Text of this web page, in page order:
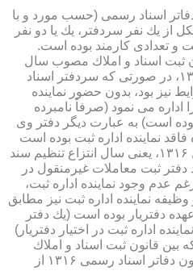
۱۳۱۶ به بعد، دفاتر اسناد رسمی (حسب مورد و با
از یك نفر سردفتر، یك یا دو نفر
و تعدادی كارمند بوده است.
ثبت اسناد و املاك مصوب سال
۱۳۱۰) از سال ۱۳۱۰ تا سال ۱۳۱۶، در صورتی كه سردفتر اسناد
نیز بود، بدون حضور نماینده
اداره می نمود (صرفاً نامبرده
است) به عبارت دیگر دفتر وی
نماینده اداره ثبت بوده است
لیكن از این تاریخ به بعد، (ازسال ۱۳۱۶، یعنی سال انتزاع تنظیم سند
ثبت معاملات غیرمنقول در
عدم وجود نماینده اداره ثبت،
نماینده اداره ثبت نیز مطابق
بر عهده دفتریار بوده است (یك دفتر
اداره ثبت در اختیار دفتریار)
بین قانون ثبت اسناد و املاك
مصوب ۱۳۱۰ از یك طرف و قانون دفاتر اسناد رسمی ۱۳۱۶ از